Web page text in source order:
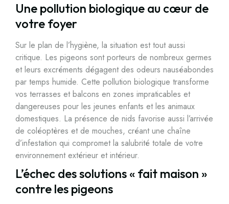
Une pollution biologique au cœur de
votre foyer
Sur le plan de l’hygiène, la situation est tout aussi
critique. Les pigeons sont porteurs de nombreux germes
et leurs excréments dégagent des odeurs nauséabondes
par temps humide. Cette pollution biologique transforme
vos terrasses et balcons en zones impraticables et
dangereuses pour les jeunes enfants et les animaux
domestiques. La présence de nids favorise aussi l’arrivée
de coléoptères et de mouches, créant une chaîne
d’infestation qui compromet la salubrité totale de votre
environnement extérieur et intérieur.
L’échec des solutions « fait maison »
contre les pigeons